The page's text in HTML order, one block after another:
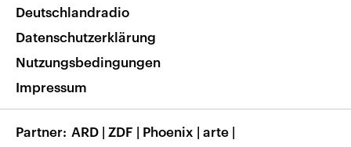
Nachrichten App
Frequenzen
Veranstaltungen
Musikliste
RSS
Barrierefreiheit
Deutschlandradio
Datenschutzerklärung
Nutzungsbedingungen
Impressum
Partner ARD | ZDF | Phoenix | arte |